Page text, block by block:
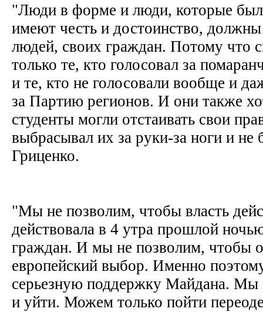
"Люди в форме и люди, которые
имеют честь и достоинство,
людей, своих граждан. Потому что
только те, кто голосовал за
и те, кто не голосовали вообще и
за Партию регионов. И они также
студенты могли отстаивать свои
выбрасывал их за руки-за ноги и не
Гриценко.
"Мы не позволим, чтобы власть
действовала в 4 утра прошлой
граждан. И мы не позволим, чтобы
европейский выбор. Именно
серьезную поддержку Майдана. Мы
и уйти. Можем только пойти